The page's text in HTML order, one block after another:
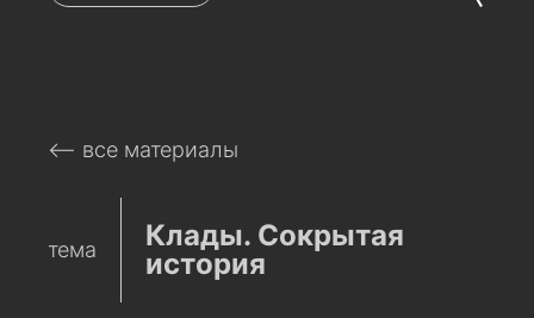
⟵ все материалы
тема
Клады. Сокрытая
история